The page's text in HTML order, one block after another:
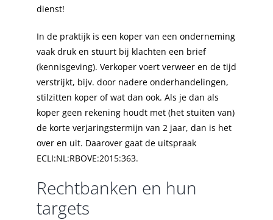
dienst!
In de praktijk is een koper van een onderneming
vaak druk en stuurt bij klachten een brief
(kennisgeving). Verkoper voert verweer en de tijd
verstrijkt, bijv. door nadere onderhandelingen,
stilzitten koper of wat dan ook. Als je dan als
koper geen rekening houdt met (het stuiten van)
de korte verjaringstermijn van 2 jaar, dan is het
over en uit. Daarover gaat de uitspraak
ECLI:NL:RBOVE:2015:363.
Rechtbanken en hun
targets